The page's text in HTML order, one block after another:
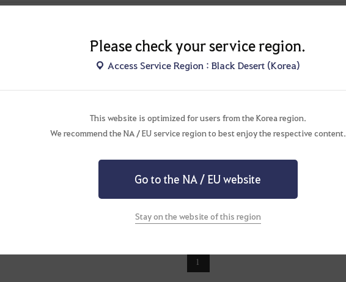
Please check your service region.
Access Service Region : Black Desert (Korea)
This website is optimized for users from the Korea region.
We recommend the NA / EU service region to best enjoy the respective content.
Go to the NA / EU website
Stay on the website of this region
영!!! [찡긋]에서 길드원을 구합니다!☆★
서 길드원 구합니다!
~!
크
1